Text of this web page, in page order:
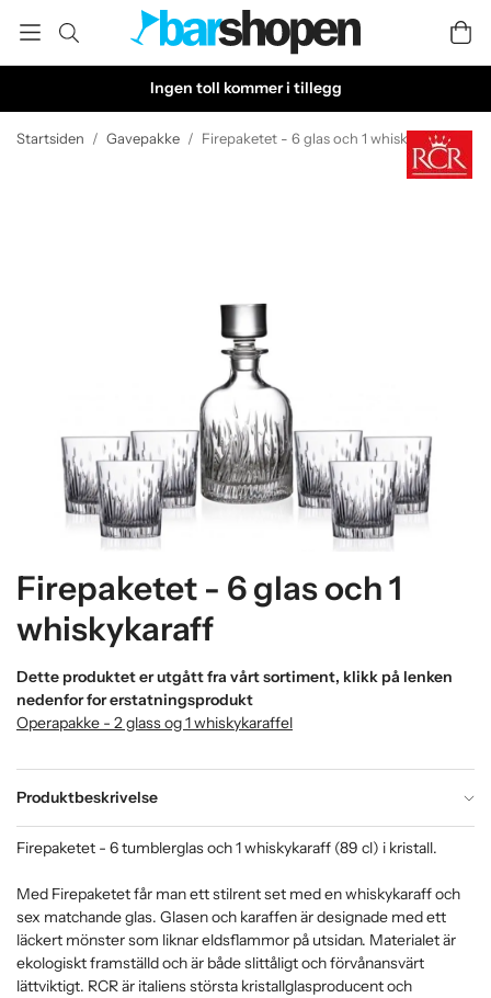
Ingen toll kommer i tillegg
Startsiden / Gavepakke / Firepaketet - 6 glas och 1 whiskykaraff
Firepaketet - 6 glas och 1
whiskykaraff
Dette produktet er utgått fra vårt sortiment, klikk på lenken
nedenfor for erstatningsprodukt
Operapakke - 2 glass og 1 whiskykaraffel
Produktbeskrivelse
Firepaketet - 6 tumblerglas och 1 whiskykaraff (89 cl) i kristall.
Med Firepaketet får man ett stilrent set med en whiskykaraff och
sex matchande glas. Glasen och karaffen är designade med ett
läckert mönster som liknar eldsflammor på utsidan. Materialet är
ekologiskt framställd och är både slittåligt och förvånansvärt
lättviktigt. RCR är italiens största kristallglasproducent och